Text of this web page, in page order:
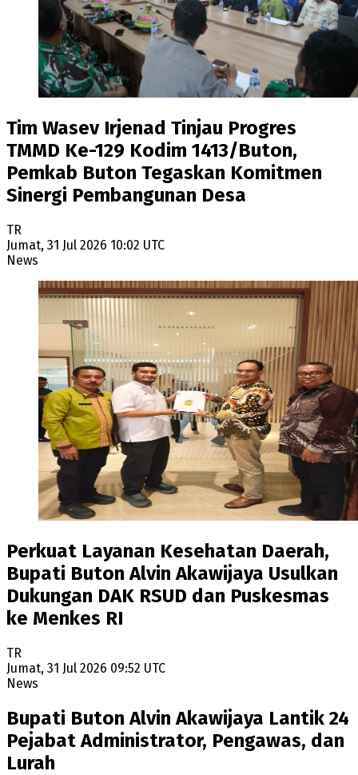
Tim Wasev Irjenad Tinjau Progres
TMMD Ke-129 Kodim 1413/Buton,
Pemkab Buton Tegaskan Komitmen
Sinergi Pembangunan Desa
TR
Jumat, 31 Jul 2026 10:02 UTC
News
Perkuat Layanan Kesehatan Daerah,
Bupati Buton Alvin Akawijaya Usulkan
Dukungan DAK RSUD dan Puskesmas
ke Menkes RI
TR
Jumat, 31 Jul 2026 09:52 UTC
News
Bupati Buton Alvin Akawijaya Lantik 24
Pejabat Administrator, Pengawas, dan
Lurah